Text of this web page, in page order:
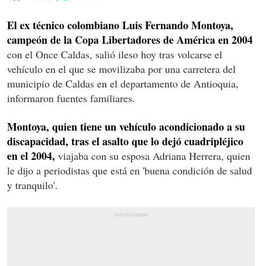
El ex técnico colombiano Luis Fernando Montoya,
campeón de la Copa Libertadores de América en 2004
con el Once Caldas, salió ileso hoy tras volcarse el
vehículo en el que se movilizaba por una carretera del
municipio de Caldas en el departamento de Antioquia,
informaron fuentes familiares.
Montoya, quien tiene un vehículo acondicionado a su
discapacidad, tras el asalto que lo dejó cuadripléjico
en el 2004, viajaba con su esposa Adriana Herrera, quien
le dijo a periodistas que está en 'buena condición de salud
y tranquilo'.